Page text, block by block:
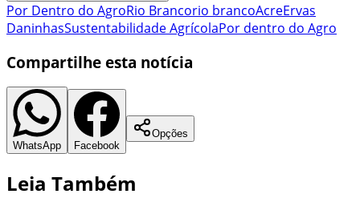
Por Dentro do AgroRio Brancorio brancoAcreErvas
DaninhasSustentabilidade AgrícolaPor dentro do Agro
Compartilhe esta notícia
WhatsApp Facebook
Opções
Leia Também